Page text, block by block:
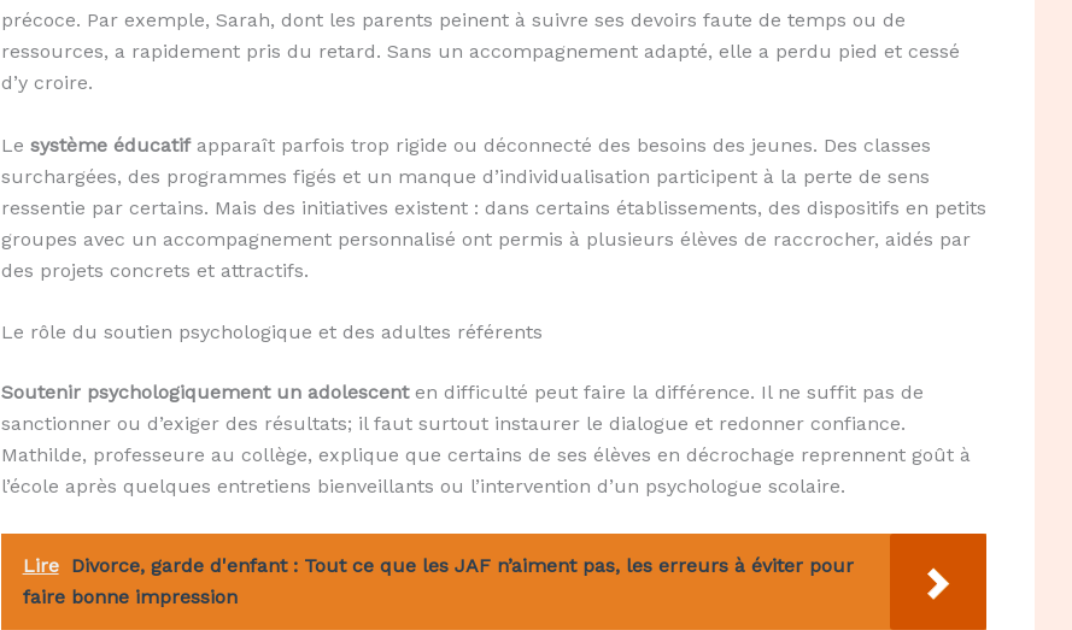
précoce. Par exemple, Sarah, dont les parents peinent à suivre ses devoirs faute de temps ou de
ressources, a rapidement pris du retard. Sans un accompagnement adapté, elle a perdu pied et cessé
d’y croire.
Le système éducatifapparaît parfois trop rigide ou déconnecté des besoins des jeunes. Des classes
surchargées, des programmes figés et un manque d’individualisation participent à la perte de sens
ressentie par certains. Mais des initiatives existent : dans certains établissements, des dispositifs en petits
groupes avec un accompagnement personnalisé ont permis à plusieurs élèves de raccrocher, aidés par
des projets concrets et attractifs.
Le rôle du soutien psychologique et des adultes référents
Soutenir psychologiquement un adolescenten difficulté peut faire la différence. Il ne suffit pas de
sanctionner ou d’exiger des résultats; il faut surtout instaurer le dialogue et redonner confiance.
Mathilde, professeure au collège, explique que certains de ses élèves en décrochage reprennent goût à
l’école après quelques entretiens bienveillants ou l’intervention d’un psychologue scolaire.
Lire
Divorce, garde d'enfant : Tout ce que les JAF n’aiment pas, les erreurs à éviter pour
faire bonne impression